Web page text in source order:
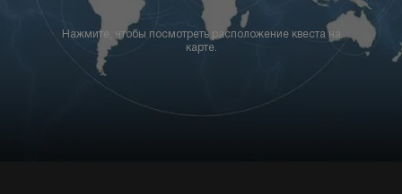
Нажмите, чтобы посмотреть расположение квеста на
карте.